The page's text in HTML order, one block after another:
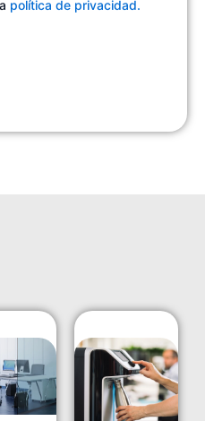
política de privacidad.